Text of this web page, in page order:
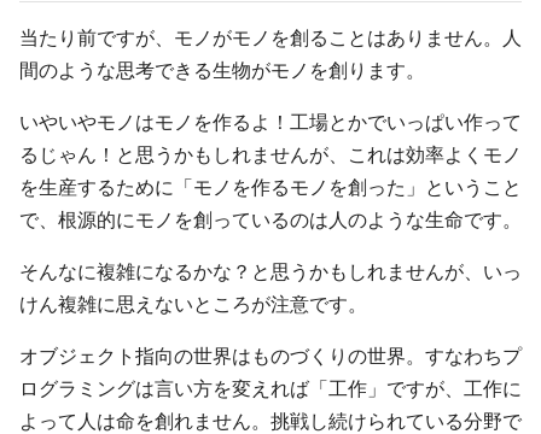
当たり前ですが、モノがモノを創ることはありません。人
間のような思考できる生物がモノを創ります。
いやいやモノはモノを作るよ！工場とかでいっぱい作って
るじゃん！と思うかもしれませんが、これは効率よくモノ
を生産するために「モノを作るモノを創った」ということ
で、根源的にモノを創っているのは人のような生命です。
そんなに複雑になるかな？と思うかもしれませんが、いっ
けん複雑に思えないところが注意です。
オブジェクト指向の世界はものづくりの世界。すなわちプ
ログラミングは言い方を変えれば「工作」ですが、工作に
よって人は命を創れません。挑戦し続けられている分野で